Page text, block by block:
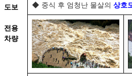
도보
전용
차량
◆ 중식 후 엄청난 물살의 상호